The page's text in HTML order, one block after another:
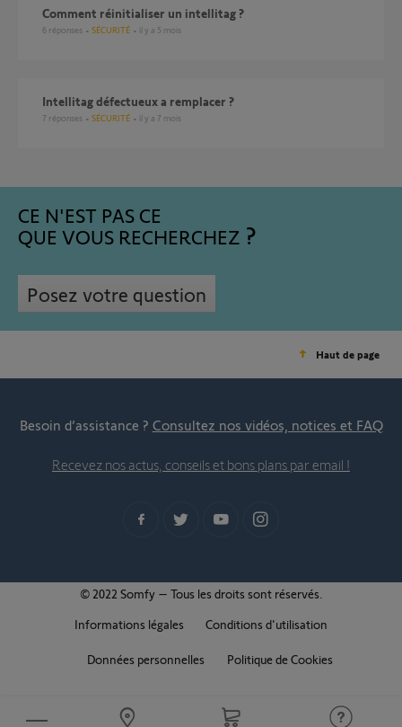
Comment réinitialiser un intellitag ?
6 réponses SÉCURITÉ il y a 5 mois
Intellitag défectueux a remplacer ?
7 réponses SÉCURITÉ il y a 7 mois
CE N'EST PAS CE
QUE VOUS RECHERCHEZ
Posez votre question
Haut de page
Besoin d’assistance ? Consultez nos vidéos, notices et FAQ
Recevez nos actus, conseils et bons plans par email !
© 2022 Somfy – Tous les droits sont réservés.
Informations légales
Conditions d'utilisation
Données personnelles Politique de Cookies